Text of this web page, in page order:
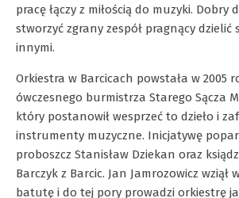
pracę łączy z miłością do muzyki.
stworzyć zgrany zespół pragnący dzielić
innymi.
Orkiestra w Barcicach powstała w 2005
ówczesnego burmistrza Starego Sącza
który postanowił wesprzeć to dzieło i
instrumenty muzyczne. Inicjatywę
proboszcz Stanisław Dziekan oraz
Barczyk z Barcic. Jan Jamrozowicz wziął
batutę i do tej pory prowadzi orkiestrę